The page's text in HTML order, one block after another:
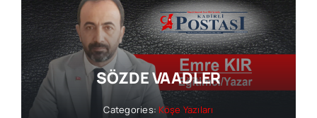
SÖZDE VAADLER
Categories: Köşe Yazıları